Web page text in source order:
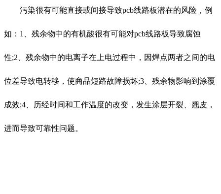
污染很有可能直接或间接导致pcb线路板潜在的风险，例
如：1、残余物中的有机酸很有可能对pcb线路板导致腐蚀
性;2、残余物中的电离子在上电过程中，因焊点两者之间的电
位差导致电转移，使商品短路故障损坏;3、残余物影响到涂覆
成效;4、历经时间和工作温度的改变，发生涂层开裂、翘皮，
进而导致可靠性问题。